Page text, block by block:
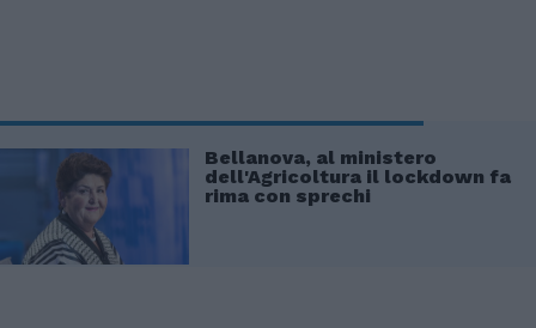
Bellanova, al ministero
dell'Agricoltura il lockdown fa
rima con sprechi